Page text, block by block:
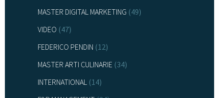
MASTER DIGITAL MARKETING (49)
VIDEO (47)
FEDERICO PENDIN (12)
MASTER ARTI CULINARIE (34)
INTERNATIONAL (14)